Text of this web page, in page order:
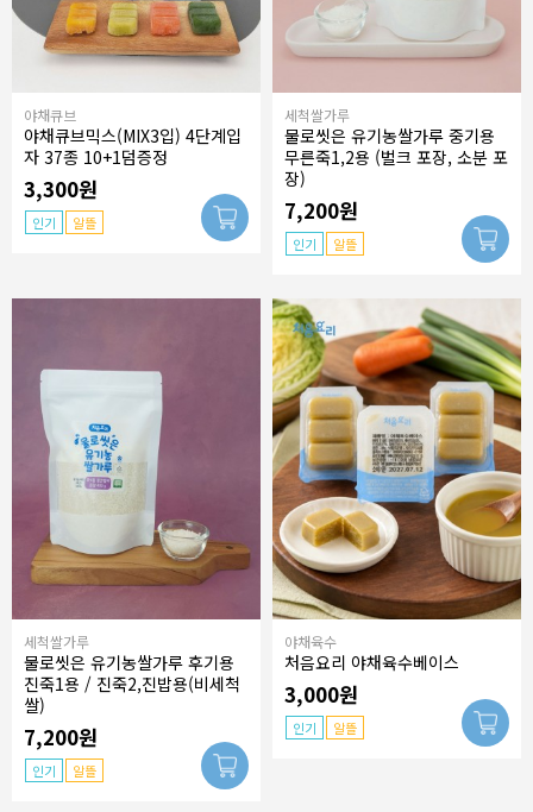
야채큐브
야채큐브믹스(MIX3입) 4단계입
자 37종 10+1덤증정
3,300원
인기 알뜰
세척쌀가루
물로씻은 유기농쌀가루 중기용
무른죽1,2용 (벌크 포장, 소분 포
장)
7,200원
인기 알뜰
세척쌀가루
물로씻은 유기농쌀가루 후기용
진죽1용 / 진죽2,진밥용(비세척
쌀)
7,200원
인기 알뜰
야채육수
처음요리 야채육수베이스
3,000원
인기 알뜰